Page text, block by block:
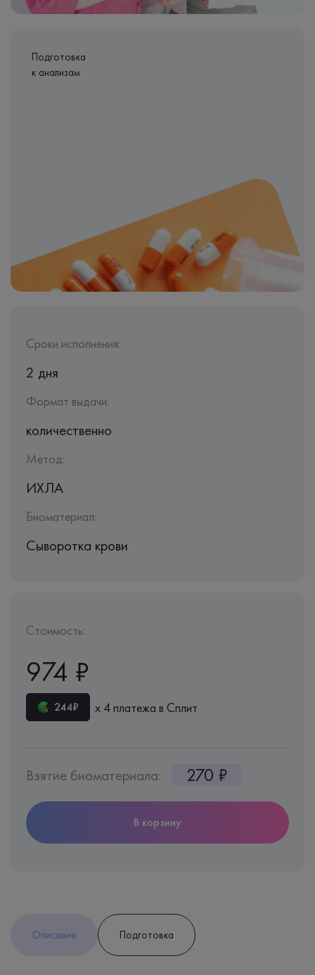
Подготовка
к анализам
Сроки исполнения:
2 дня
Формат выдачи:
количественно
Метод:
ИХЛА
Биоматериал:
Сыворотка крови
Стоимость:
974 ₽
244₽ х 4 платежа в Сплит
Взятие биоматериала: 270 ₽
В корзину
Описание Подготовка